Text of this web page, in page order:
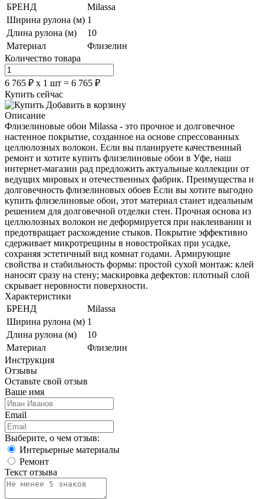
БРЕНД
Milassa
Ширина рулона (м) 1
Длина рулона (м)
10
Материал
Флизелин
Количество товара
6 765 ₽ х 1 шт = 6 765 ₽
Купить сейчас
Добавить в корзину
Описание
Флизелиновые обои Milassa - это прочное и долговечное
настенное покрытие, созданное на основе спрессованных
целлюлозных волокон. Если вы планируете качественный
ремонт и хотите купить флизелиновые обои в Уфе, наш
интернет-магазин рад предложить актуальные коллекции от
ведущих мировых и отечественных фабрик. Преимущества и
долговечность флизелиновых обоев Если вы хотите выгодно
купить флизелиновые обои, этот материал станет идеальным
решением для долговечной отделки стен. Прочная основа из
целлюлозных волокон не деформируется при наклеивании и
предотвращает расхождение стыков. Покрытие эффективно
сдерживает микротрещины в новостройках при усадке,
сохраняя эстетичный вид комнат годами. Армирующие
свойства и стабильность формы: простой сухой монтаж: клей
наносят сразу на стену; маскировка дефектов: плотный слой
скрывает неровности поверхности.
Характеристики
БРЕНД
Milassa
Ширина рулона (м) 1
Длина рулона (м)
10
Материал
Флизелин
Инструкция
Отзывы
Оставьте свой отзыв
Ваше имя
Email
Выберите, о чем отзыв:
Интерьерные материалы
Ремонт
Текст отзыва